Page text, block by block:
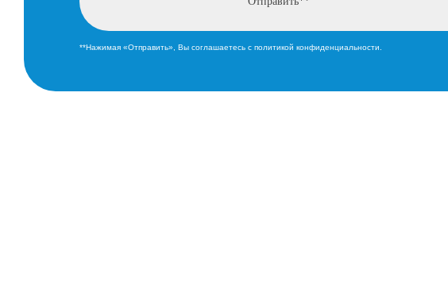
**Нажимая «Отправить», Вы соглашаетесь с политикой конфиденциальности.